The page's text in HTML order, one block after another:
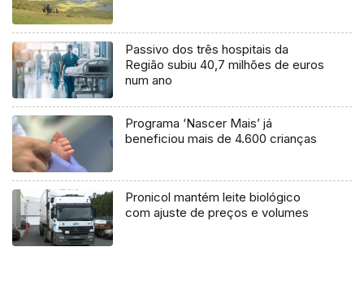
Passivo dos três hospitais da
Região subiu 40,7 milhões de euros
num ano
Programa ‘Nascer Mais’ já
beneficiou mais de 4.600 crianças
Pronicol mantém leite biológico
com ajuste de preços e volumes